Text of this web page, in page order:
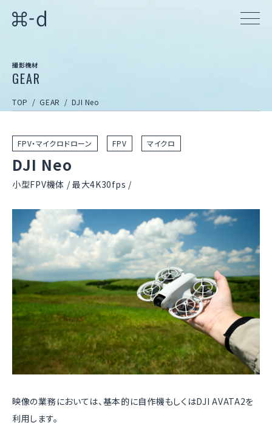
撮影機材
GEAR
TOP GEAR DJI Neo
FPV・マイクロドローン FPV マイクロ
DJI Neo
小型FPV機体 / 最大4K30fps /
映像の業務においては、基本的に自作機もしくはDJI AVATA2を
利用します。